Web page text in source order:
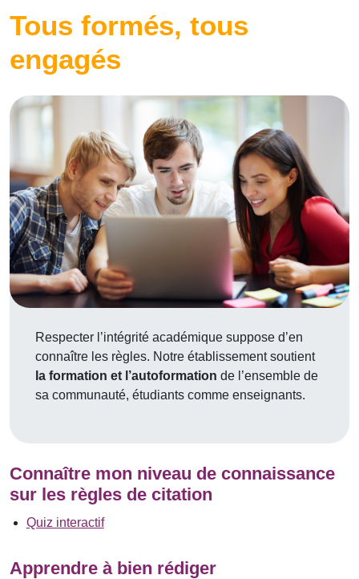
Tous formés, tous
engagés
Respecter l’intégrité académique suppose d’en
connaître les règles. Notre établissement soutient
la formation et l’autoformation de l’ensemble de
sa communauté, étudiants comme enseignants.
Connaître mon niveau de connaissance
sur les règles de citation
Quiz interactif
Apprendre à bien rédiger